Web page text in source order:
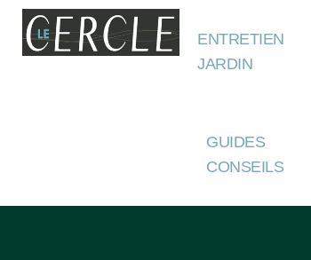
ENTRETIEN
JARDIN
GUIDES
CONSEILS